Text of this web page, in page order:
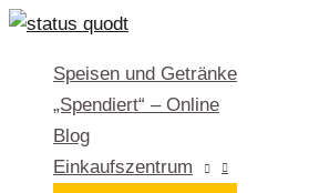
Zum
springenSpeisen und Getränke
„Spendiert“ – Online
Blog
Einkaufszentrum